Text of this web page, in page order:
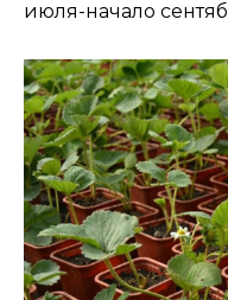
июля-начало